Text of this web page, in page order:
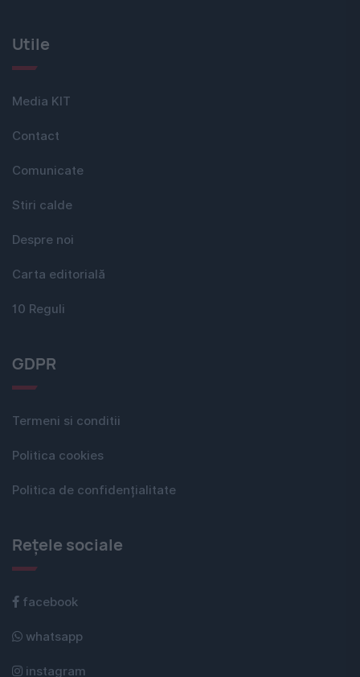
Utile
Media KIT
Contact
Comunicate
Stiri calde
Despre noi
Carta editorială
10 Reguli
GDPR
Termeni si conditii
Politica cookies
Politica de confidențialitate
Rețele sociale
facebook
whatsapp
instagram